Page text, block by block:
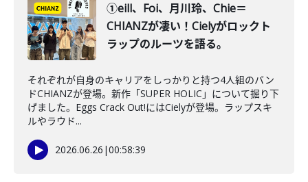
①eill、Foi、月川玲、Chie＝
CHIANZが凄い！Cielyがロックト
ラップのルーツを語る。
それぞれが自身のキャリアをしっかりと持つ4人組のバン
ドCHIANZが登場。新作「SUPER HOLIC」について掘り下
げました。Eggs Crack Out!にはCielyが登場。ラップスキ
ルやラウド...
2026.06.26 |00:58:39